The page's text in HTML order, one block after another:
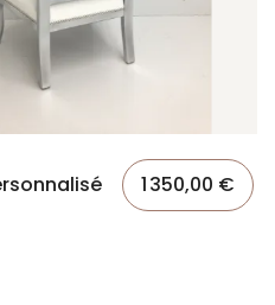
1 350,00 €